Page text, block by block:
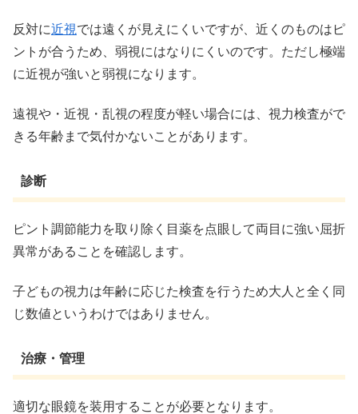
反対に近視では遠くが見えにくいですが、近くのものはピ
ントが合うため、弱視にはなりにくいのです。ただし極端
に近視が強いと弱視になります。
遠視や・近視・乱視の程度が軽い場合には、視力検査がで
きる年齢まで気付かないことがあります。
診断
ピント調節能力を取り除く目薬を点眼して両目に強い屈折
異常があることを確認します。
子どもの視力は年齢に応じた検査を行うため大人と全く同
じ数値というわけではありません。
治療・管理
適切な眼鏡を装用することが必要となります。